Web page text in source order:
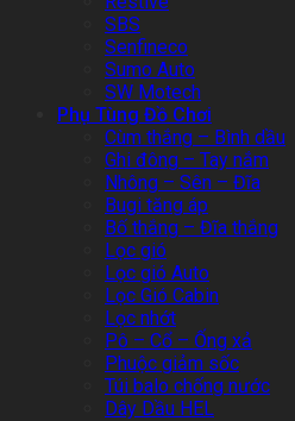
SBS
Senfineco
Sumo Auto
SW Motech
Phụ Tùng Đồ Chơi
Cùm thắng – Bình dầu
Ghi đông – Tay nắm
Nhông – Sên – Đĩa
Bugi tăng áp
Bố thắng – Đĩa thắng
Lọc gió
Lọc gió Auto
Lọc Gió Cabin
Lọc nhớt
Pô – Cổ – Ống xả
Phuộc giảm sốc
Túi balo chống nước
Dây Dầu HEL